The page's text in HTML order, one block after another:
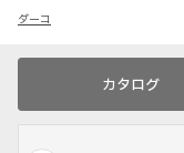
ダーコ
カタログ